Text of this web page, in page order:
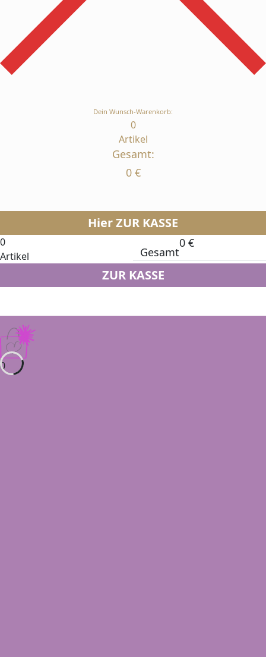
Dein Wunsch-Warenkorb:
0
Artikel
Gesamt:
0 €
Hier ZUR KASSE
0
Artikel
Gesamt
0 €
ZUR KASSE
0